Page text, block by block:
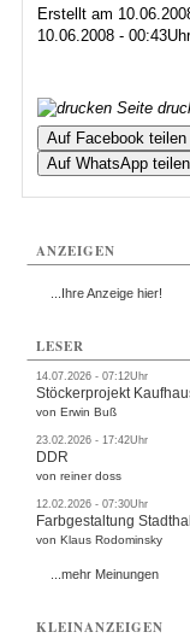
Erstellt am
10.06.2008 - 00:43Uhr
Seite
Auf Facebook teilen
Auf WhatsApp teilen
ANZEIGEN
...Ihre Anzeige hier!
LESER
14.07.2026 - 07:12Uhr
Stöckerprojekt
von Erwin Buß
23.02.2026 - 17:42Uhr
DDR
von reiner doss
12.02.2026 - 07:30Uhr
Farbgestaltung
von Klaus Rodominsky
...mehr Meinungen
KLEINANZEIGEN